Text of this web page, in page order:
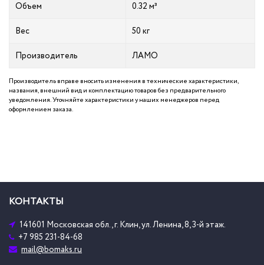
Объем 0.32 м³
Вес 50 кг
Производитель ЛАМО
Производитель вправе вносить изменения в технические характеристики,
названия, внешний вид и комплектацию товаров без предварительного
уведомления. Уточняйте характеристики у наших менеджеров перед
оформлением заказа.
КОНТАКТЫ
141601 Московская обл., г. Клин, ул. Ленина, 8, 3-й этаж.
+7 985 231-84-68
mail@bomaks.ru